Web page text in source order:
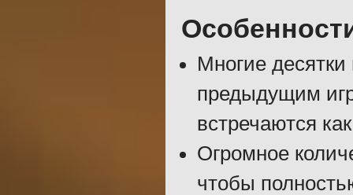
Многие
предыдущим
встречаются
Огромное
чтобы